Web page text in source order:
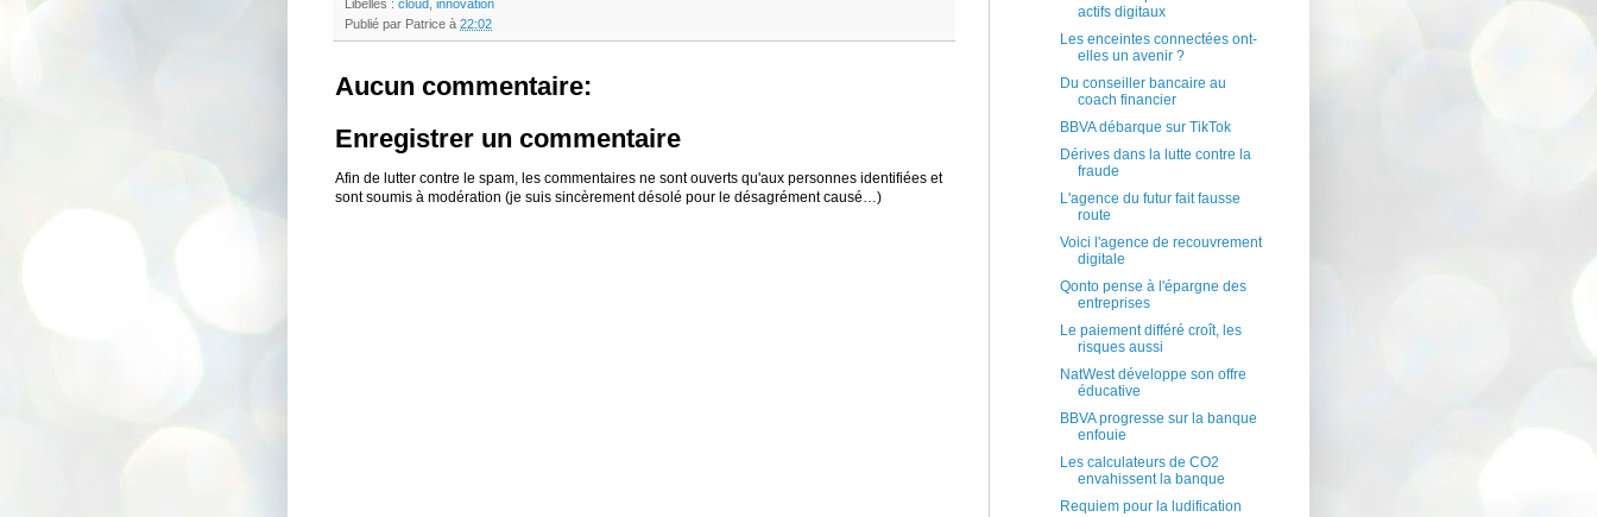
Libellés : cloud, innovation
Publié par Patrice à 22:02
Aucun commentaire:
Enregistrer un commentaire
Afin de lutter contre le spam, les commentaires ne sont ouverts qu'aux personnes identifiées et
sont soumis à modération (je suis sincèrement désolé pour le désagrément causé…)
actifs digitaux
Les enceintes connectées ont-
elles un avenir ?
Du conseiller bancaire au
coach financier
BBVA débarque sur TikTok
Dérives dans la lutte contre la
fraude
L'agence du futur fait fausse
route
Voici l'agence de recouvrement
digitale
Qonto pense à l'épargne des
entreprises
Le paiement différé croît, les
risques aussi
NatWest développe son offre
éducative
BBVA progresse sur la banque
enfouie
Les calculateurs de CO2
envahissent la banque
Requiem pour la ludification